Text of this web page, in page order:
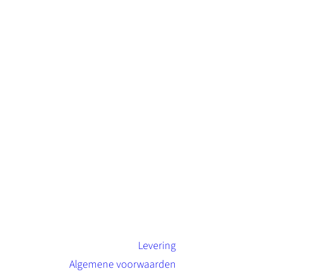
Levering
Algemene voorwaarden